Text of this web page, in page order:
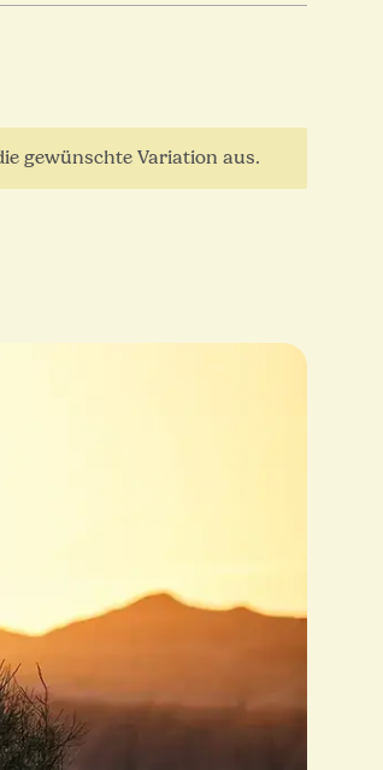
gewünschte Variation aus.